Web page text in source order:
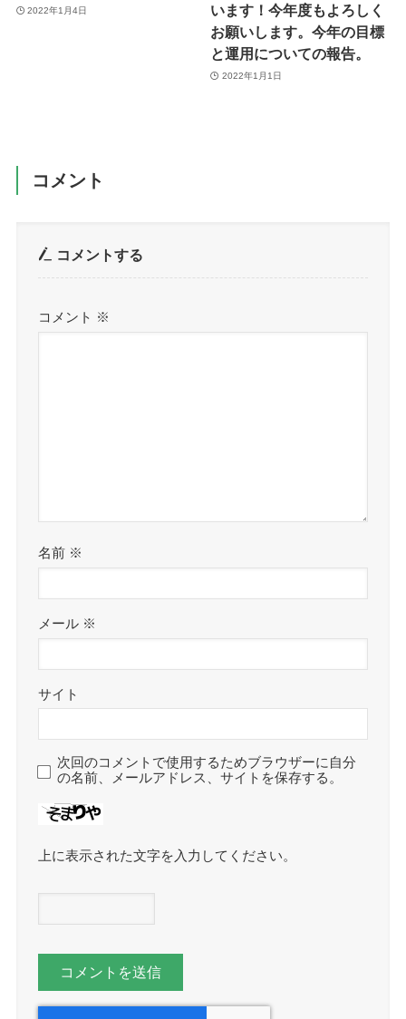
2022年1月4日
います！今年度もよろしく
お願いします。今年の目標
と運用についての報告。
2022年1月1日
コメント
コメントする
コメント ※
名前 ※
メール ※
サイト
次回のコメントで使用するためブラウザーに自分
の名前、メールアドレス、サイトを保存する。
上に表示された文字を入力してください。